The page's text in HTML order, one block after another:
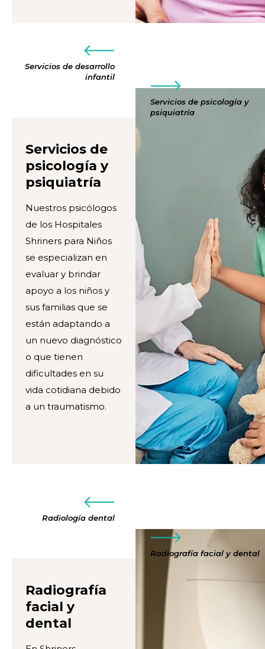
Servicios de desarrollo
infantil
Servicios de psicología y
psiquiatría
Servicios de
psicología y
psiquiatría
Nuestros psicólogos
de los Hospitales
Shriners para Niños
se especializan en
evaluar y brindar
apoyo a los niños y
sus familias que se
están adaptando a
un nuevo diagnóstico
o que tienen
dificultades en su
vida cotidiana debido
a un traumatismo.
Radiología dental
Radiografía facial y dental
Radiografía
facial y
dental